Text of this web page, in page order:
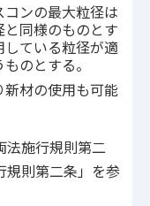
ンの最大粒径は
同様のものとす
ている粒径が適
のとする。
材の使用も可能
施行規則第二
則第二条」を参